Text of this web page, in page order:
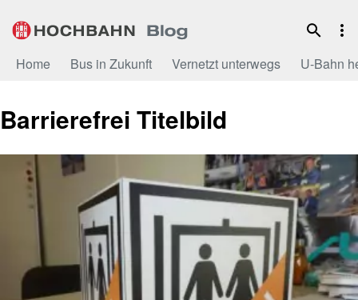
Inhalt
Home Bus in Zukunft Vernetzt unterwegs U-Bahn
Barrierefrei Titelbild